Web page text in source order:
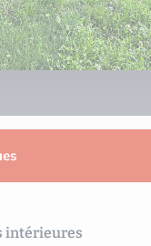
intérieures